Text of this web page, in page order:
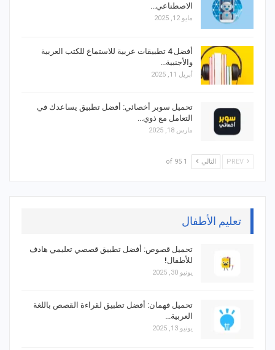
الاصطناعي…
مايو 12, 2025
أفضل 4 تطبيقات عربية للاستماع للكتب العربية
والأجنبية…
أبريل 11, 2025
تحميل سوبر أخصائي: أفضل تطبيق يساعدك في
التعامل مع ذوي…
مارس 18, 2025
التالي 1 of 95
تعليم الأطفال
تحميل قصوص: أفضل تطبيق قصصي تعليمي هادف
للأطفال!
يونيو 30, 2025
تحميل فهمان: أفضل تطبيق لقراءة القصص باللغة
العربية…
يونيو 13, 2025